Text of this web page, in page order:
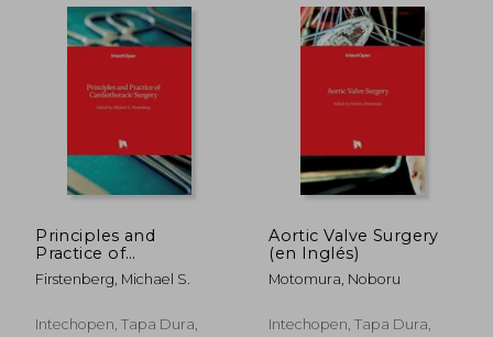
Principles and
Practice of
Cardiothoracic
Surgery (en Inglés)
Firstenberg, Michael S.
Intechopen, Tapa Dura,
Aortic Valve Surgery
(en Inglés)
Motomura, Noboru
Intechopen, Tapa Dura,